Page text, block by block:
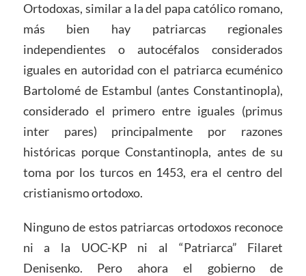
Ortodoxas, similar a la del papa católico romano,
más bien hay patriarcas regionales
independientes o autocéfalos considerados
iguales en autoridad con el patriarca ecuménico
Bartolomé de Estambul (antes Constantinopla),
considerado el primero entre iguales (primus
inter pares) principalmente por razones
históricas porque Constantinopla, antes de su
toma por los turcos en 1453, era el centro del
cristianismo ortodoxo.
Ninguno de estos patriarcas ortodoxos reconoce
ni a la UOC-KP ni al “Patriarca” Filaret
Denisenko. Pero ahora el gobierno de